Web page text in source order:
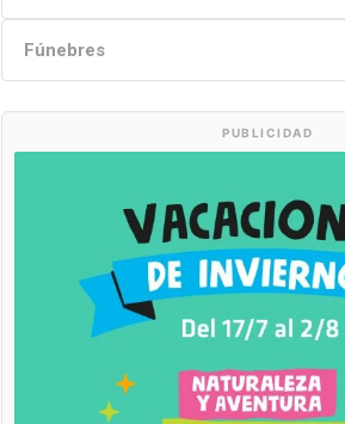
Fúnebres
PUBLICIDAD